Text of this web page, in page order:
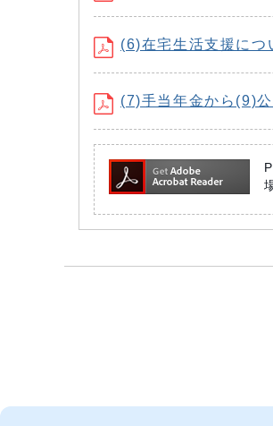
(6)在宅生活支援に
(7)手当年金から(9)